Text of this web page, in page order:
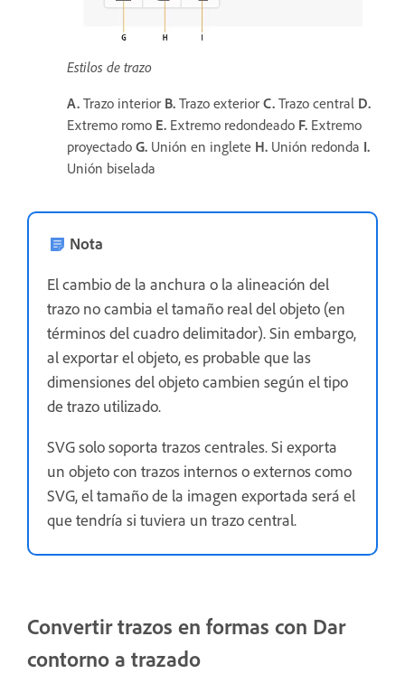
Estilos de trazo
A. Trazo interior B. Trazo exterior C. Trazo central D.
Extremo romo E. Extremo redondeado F. Extremo
proyectado G. Unión en inglete H. Unión redonda I.
Unión biselada
Nota
El cambio de la anchura o la alineación del
trazo no cambia el tamaño real del objeto (en
términos del cuadro delimitador). Sin embargo,
al exportar el objeto, es probable que las
dimensiones del objeto cambien según el tipo
de trazo utilizado.
SVG solo soporta trazos centrales. Si exporta
un objeto con trazos internos o externos como
SVG, el tamaño de la imagen exportada será el
que tendría si tuviera un trazo central.
Convertir trazos en formas con Dar
contorno a trazado